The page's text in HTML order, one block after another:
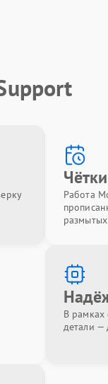
Работа
В рамках
детали —